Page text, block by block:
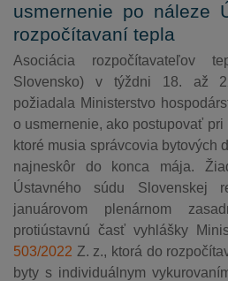
usmernenie po náleze
rozpočítavaní tepla
Asociácia rozpočítavateľov
Slovensko) v týždni 18. až
požiadala Ministerstvo
o usmernenie, ako postupovať pri
ktoré musia správcovia bytových
najneskôr do konca mája.
Ústavného súdu Slovenskej
januárovom plenárnom
protiústavnú časť vyhlášky
503/2022 Z. z., ktorá do
byty s individuálnym